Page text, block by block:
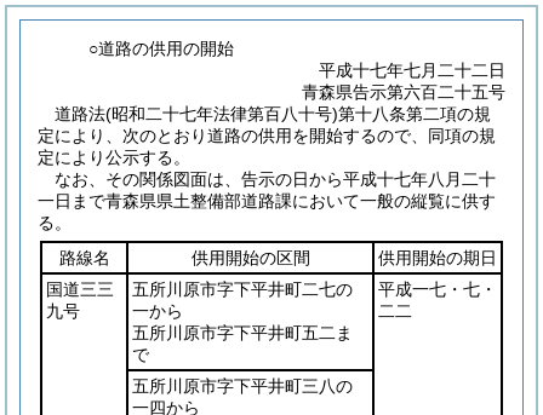
○道路の供用の開始
平成十七年七月二十二日
青森県告示第六百二十五号
道路法(昭和二十七年法律第百八十号)第十八条第二項の規
定により、次のとおり道路の供用を開始するので、同項の規
定により公示する。
なお、その関係図面は、告示の日から平成十七年八月二十
一日まで青森県県土整備部道路課において一般の縦覧に供す
る。
路線名
供用開始の区間
供用開始の期日
国道三三
九号
五所川原市字下平井町二七の
一から
五所川原市字下平井町五二ま
で
平成一七・七・
二二
五所川原市字下平井町三八の
一四から